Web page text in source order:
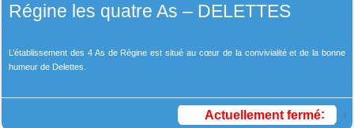
Régine les quatre As – DELETTES
L’établissement des 4 As de Régine est situé au cœur de la convivialité et de la bonne
humeur de Delettes.
Actuellement fermé: